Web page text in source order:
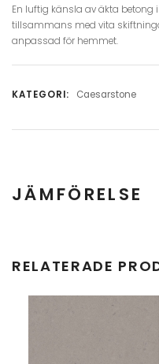
En luftig känsla av äkta betong
tillsammans med vita
anpassad för hemmet.
KATEGORI: Caesarstone
JÄMFÖRELSE
Hel skiva
RELATERADE